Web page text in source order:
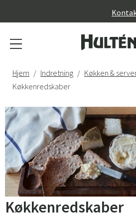
Hjem Indretning
Køkken &
Køkkenredskaber
Køkkenredskaber